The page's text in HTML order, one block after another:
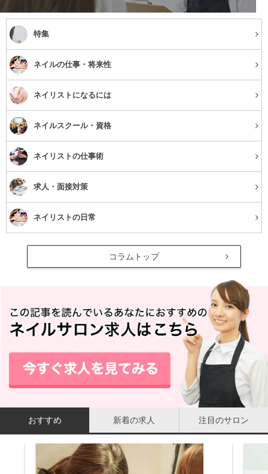
特集
ネイルの仕事・将来性
ネイリストになるには
ネイルスクール・資格
ネイリストの仕事術
求人・面接対策
ネイリストの日常
コラムトップ
おすすめ 新着の求人 注目のサロン